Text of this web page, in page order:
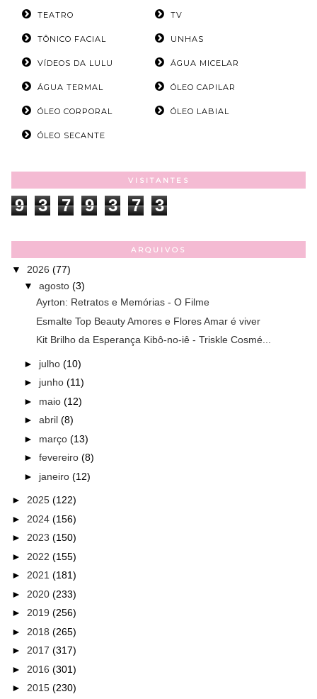
TEATRO TV
TÔNICO FACIAL UNHAS
VÍDEOS DA LULU ÁGUA MICELAR
ÁGUA TERMAL ÓLEO CAPILAR
ÓLEO CORPORAL ÓLEO LABIAL
ÓLEO SECANTE
VISITANTES
9 3 7 9 3 7 3
ARQUIVOS
▼ 2026 (77)
▼ agosto (3)
Ayrton: Retratos e Memórias - O Filme
Esmalte Top Beauty Amores e Flores Amar é viver
Kit Brilho da Esperança Kibô-no-iê - Triskle Cosmé...
► julho (10)
► junho (11)
► maio (12)
► abril (8)
► março (13)
► fevereiro (8)
► janeiro (12)
► 2025 (122)
► 2024 (156)
► 2023 (150)
► 2022 (155)
► 2021 (181)
► 2020 (233)
► 2019 (256)
► 2018 (265)
► 2017 (317)
► 2016 (301)
► 2015 (230)